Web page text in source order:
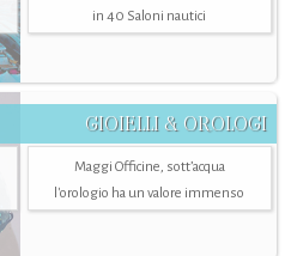
in 40 Saloni nautici
GIOIELLI & OROLOGI
Maggi Officine, sott’acqua
l'orologio ha un valore immenso